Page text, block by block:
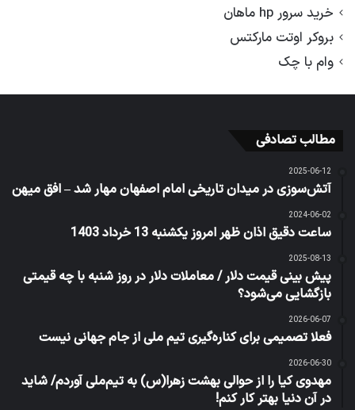
خرید سرور hp ماهان
بروکر اوتت مارکتس
وام با چک
مطالب تصادفی
2025-06-12
آتش‌سوزی در میدان تاریخی امام اصفهان مهار شد – افق میهن
2024-06-02
ساعت دقیق اذان ظهر امروز یکشنبه 13 خرداد 1403
2025-08-13
پیش بینی قیمت دلار / معاملات دلار در روز شنبه با چه قیمتی
بازگشایی می‌شود؟
2026-06-07
فعلا تصمیمی برای کناره‌گیری تیم ملی از جام جهانی نیست
2026-06-30
مهدوی کیا را از حوالی بهشت زهرا(س) به تیم‌ملی آوردم/ شاید
در آن دنیا بهتر کار کنم!